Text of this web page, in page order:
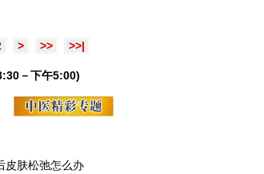
> >> >>|
－下午5:00)
皮肤松弛怎么办